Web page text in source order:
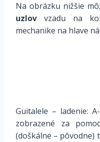
Na obrázku nižšie
uzlov vzadu na
mechanike na hlave
Guitalele – ladenie:
zobrazené za
(doškálne – pôvodne)